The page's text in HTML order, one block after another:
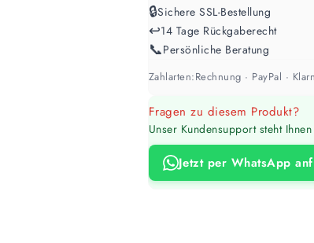
🔒Sichere SSL-Bestellung
↩️14 Tage Rückgaberecht
📞Persönliche Beratung
Zahlarten:Rechnung · PayPal ·
Fragen zu diesem Produkt?
Unser Kundensupport steht
Jetzt per WhatsApp